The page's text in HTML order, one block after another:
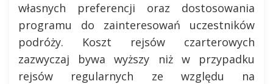
własnych preferencji oraz dostosowania
programu do zainteresowań uczestników
podróży. Koszt rejsów czarterowych
zazwyczaj bywa wyższy niż w przypadku
rejsów regularnych ze względu na